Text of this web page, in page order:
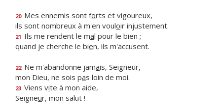
20 Mes ennemis sont forts et vigoureux,
ils sont nombreux à m'en vouloir injustement.
21 Ils me rendent le mal pour le bien ;
quand je cherche le bien, ils m'accusent.
22 Ne m'abandonne jamais, Seigneur,
mon Dieu, ne sois pas loin de moi.
23 Viens vite à mon aide,
Seigneur, mon salut !